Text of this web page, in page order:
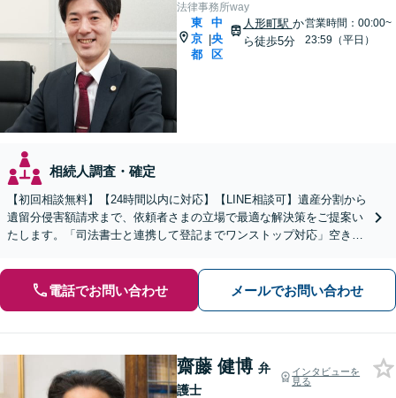
法律事務所way
東
京
都
|
中
央
区
人形町駅 か
ら徒歩5分
営業時間：00:00~
23:59（平日）
相続人調査・確定
【初回相談無料】【24時間以内に対応】【LINE相談可】遺産分割から
遺留分侵害額請求まで、依頼者さまの立場で最適な解決策をご提案い
たします。「司法書士と連携して登記までワンストップ対応」空き家
電話でお問い合わせ メールでお問い合わせ
齋藤 健博 弁
護士
インタビューを
見る